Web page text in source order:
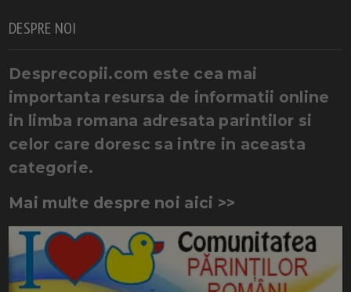
DESPRE NOI
Desprecopii.com este cea mai
importanta resursa de informatii online
in limba romana adresata parintilor si
celor care doresc sa intre in aceasta
categorie.
Mai multe despre noi aici >>